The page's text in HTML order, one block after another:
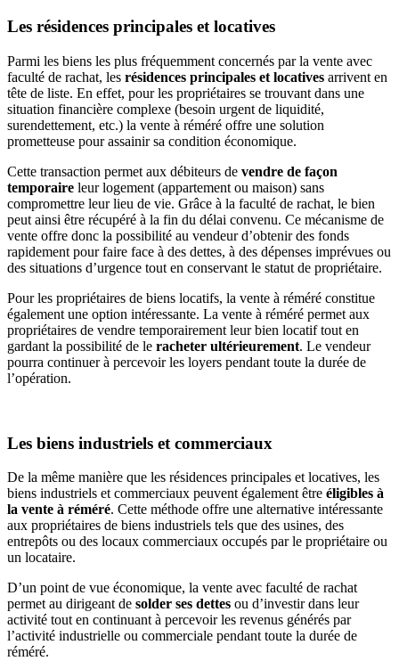
Les résidences principales et locatives
Parmi les biens les plus fréquemment concernés par la vente avec
faculté de rachat, les résidences principales et locatives arrivent en
tête de liste. En effet, pour les propriétaires se trouvant dans une
situation financière complexe (besoin urgent de liquidité,
surendettement, etc.) la vente à réméré offre une solution
prometteuse pour assainir sa condition économique.
Cette transaction permet aux débiteurs de vendre de façon
temporaire leur logement (appartement ou maison) sans
compromettre leur lieu de vie. Grâce à la faculté de rachat, le bien
peut ainsi être récupéré à la fin du délai convenu. Ce mécanisme de
vente offre donc la possibilité au vendeur d’obtenir des fonds
rapidement pour faire face à des dettes, à des dépenses imprévues ou
des situations d’urgence tout en conservant le statut de propriétaire.
Pour les propriétaires de biens locatifs, la vente à réméré constitue
également une option intéressante. La vente à réméré permet aux
propriétaires de vendre temporairement leur bien locatif tout en
gardant la possibilité de le racheter ultérieurement. Le vendeur
pourra continuer à percevoir les loyers pendant toute la durée de
l’opération.
Les biens industriels et commerciaux
De la même manière que les résidences principales et locatives, les
biens industriels et commerciaux peuvent également être éligibles à
la vente à réméré. Cette méthode offre une alternative intéressante
aux propriétaires de biens industriels tels que des usines, des
entrepôts ou des locaux commerciaux occupés par le propriétaire ou
un locataire.
D’un point de vue économique, la vente avec faculté de rachat
permet au dirigeant de solder ses dettes ou d’investir dans leur
activité tout en continuant à percevoir les revenus générés par
l’activité industrielle ou commerciale pendant toute la durée de
réméré.